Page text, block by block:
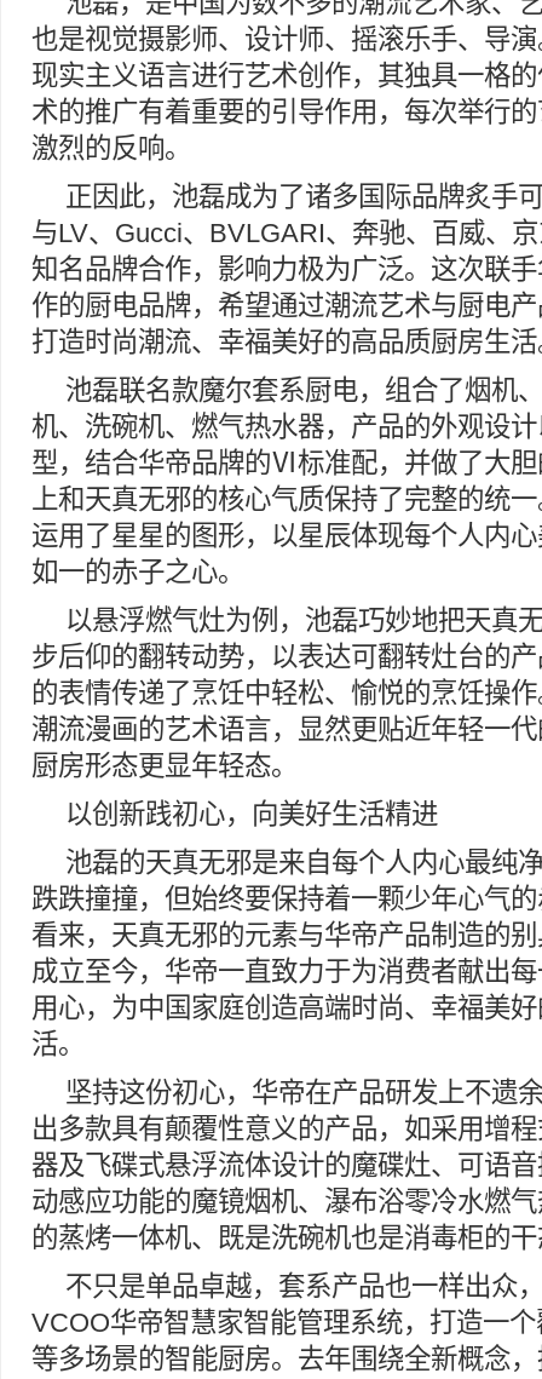
也是视觉摄影师、设计师、摇滚乐手、导
现实主义语言进行艺术创作，其独具一格
术的推广有着重要的引导作用，每次举行
激烈的反响。
正因此，池磊成为了诸多国际品牌炙手
与LV、Gucci、BVLGARI、奔驰、百威、
知名品牌合作，影响力极为广泛。这次联
作的厨电品牌，希望通过潮流艺术与厨电
打造时尚潮流、幸福美好的高品质厨房生
池磊联名款魔尔套系厨电，组合了烟机
机、洗碗机、燃气热水器，产品的外观设
型，结合华帝品牌的Ⅵ标准配，并做了大
上和天真无邪的核心气质保持了完整的统
运用了星星的图形，以星辰体现每个人内
如一的赤子之心。
以悬浮燃气灶为例，池磊巧妙地把天真
步后仰的翻转动势，以表达可翻转灶台的
的表情传递了烹饪中轻松、愉悦的烹饪操
潮流漫画的艺术语言，显然更贴近年轻一
厨房形态更显年轻态。
以创新践初心，向美好生活精进
池磊的天真无邪是来自每个人内心最纯
跌跌撞撞，但始终要保持着一颗少年心气
看来，天真无邪的元素与华帝产品制造的
成立至今，华帝一直致力于为消费者献出
用心，为中国家庭创造高端时尚、幸福美
活。
坚持这份初心，华帝在产品研发上不遗
出多款具有颠覆性意义的产品，如采用增
器及飞碟式悬浮流体设计的魔碟灶、可语
动感应功能的魔镜烟机、瀑布浴零冷水燃
的蒸烤一体机、既是洗碗机也是消毒柜的
不只是单品卓越，套系产品也一样出众
VCOO华帝智慧家智能管理系统，打造一
等多场景的智能厨房。去年围绕全新概念